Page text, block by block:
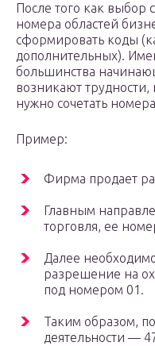
После того как выбор
номера областей
сформировать коды
дополнительных).
большинства
возникают трудности,
нужно сочетать
Пример:
Фирма продает
Главным
торговля, ее
Далее
разрешение на
под номером 01.
Таким образом,
деятельности —